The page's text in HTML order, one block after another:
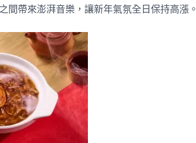
間帶來澎湃音樂，讓新年氣氛全日保持高漲。